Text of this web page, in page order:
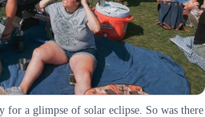
a glimpse of solar eclipse. So was there